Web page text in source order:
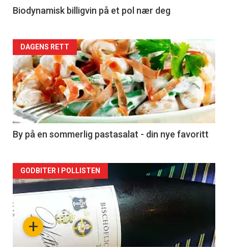
4
Biodynamisk billigvin på et pol nær deg
Forsiden
akkurat
nå
-
5
DAGENS RETT
By på en sommerlig pastasalat - din nye favoritt
Forsiden
akkurat
nå+
GODBITER I POLLISTEN